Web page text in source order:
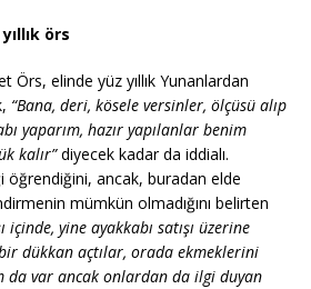
örs
Örs, elinde yüz yıllık Yunanlardan
“Bana, deri, kösele versinler, ölçüsü alıp
yaparım, hazır yapılanlar benim
kalır”diyecek kadar da iddialı.
öğrendiğini, ancak, buradan elde
mümkün olmadığını belirten
içinde, yine ayakkabı satışı üzerine
dükkan açtılar, orada ekmeklerini
da var ancak onlardan da ilgi duyan